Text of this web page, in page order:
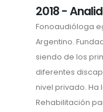
2018 -
Fonoaudióloga
Argentino.
siendo de los
diferentes
nivel privado. Ha
Rehabilitación